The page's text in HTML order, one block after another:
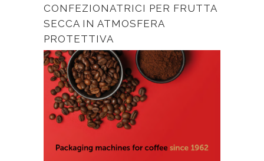
CONFEZIONATRICI PER FRUTTA
SECCA IN ATMOSFERA
PROTETTIVA